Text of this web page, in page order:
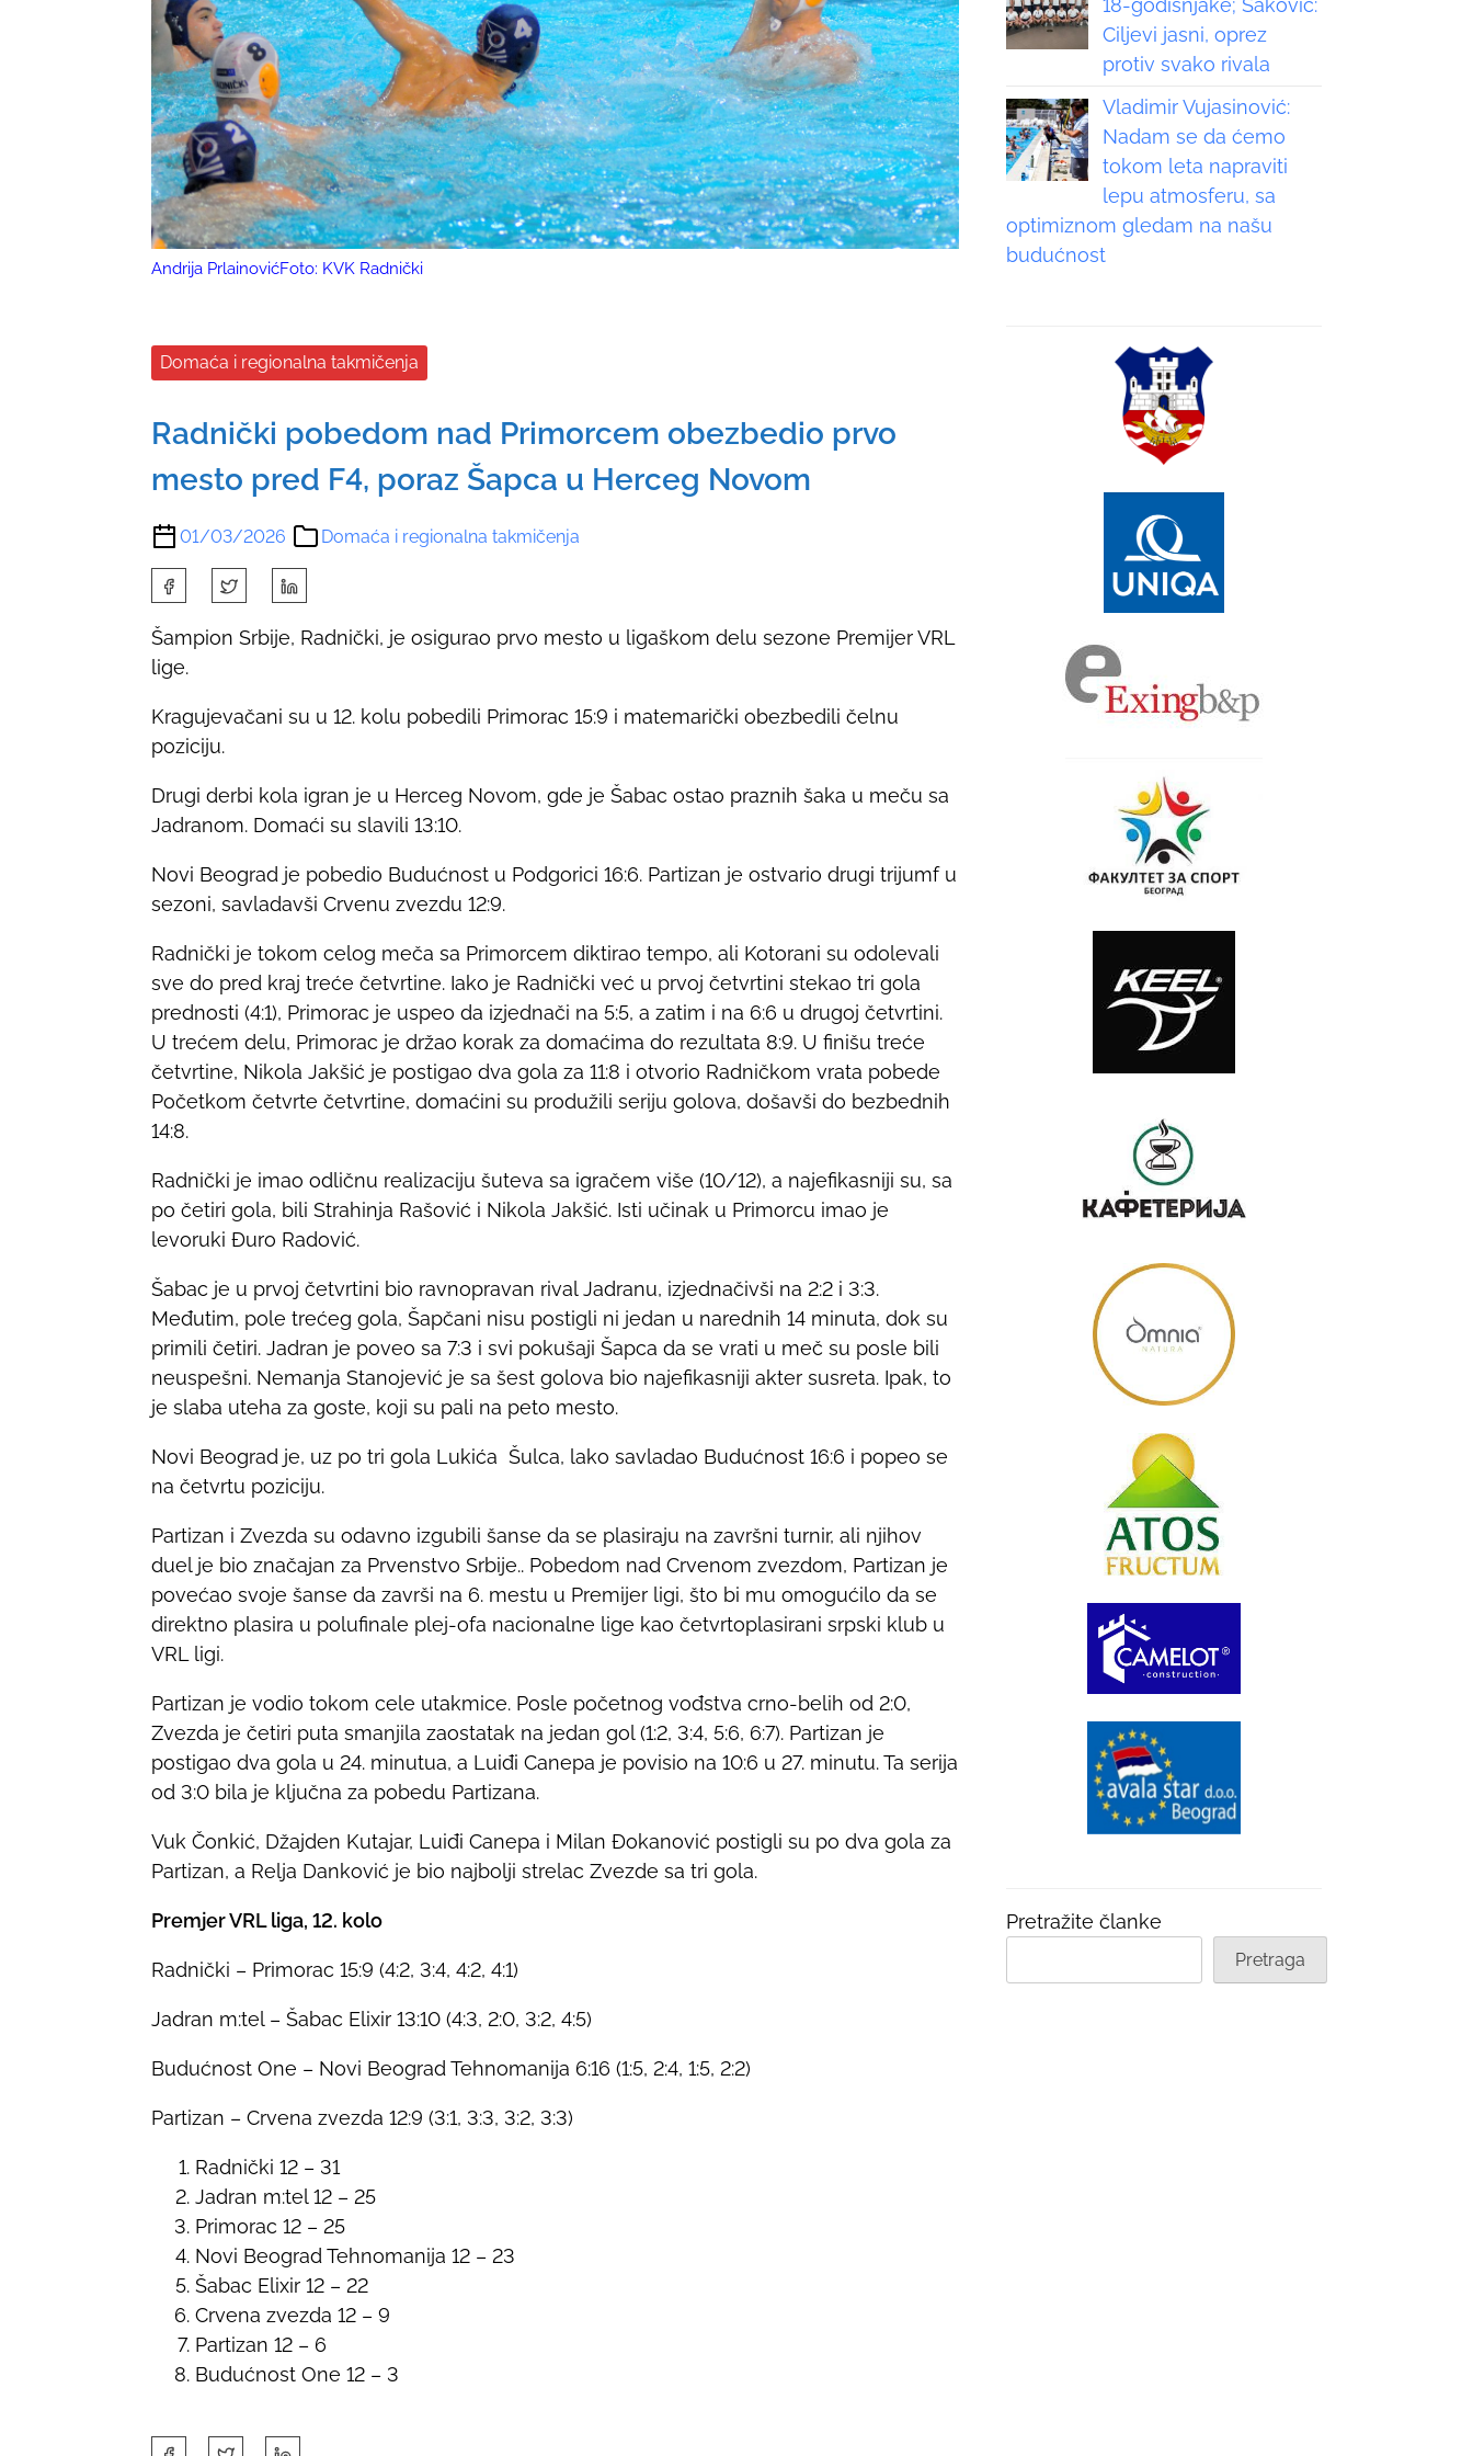
Andrija PrlainovićFoto: KVK Radnički
Domaća i regionalna takmičenja
Radnički pobedom nad Primorcem obezbedio prvo
mesto pred F4, poraz Šapca u Herceg Novom
01/03/2026 Domaća i regionalna takmičenja
a
r
t
h
i
s
o
s
o
n
:
Šampion Srbije, Radnički, je osigurao prvo mesto u ligaškom delu sezone Premijer VRL
lige.
Kragujevačani su u 12. kolu pobedili Primorac 15:9 i matemarički obezbedili čelnu
poziciju.
Drugi derbi kola igran je u Herceg Novom, gde je Šabac ostao praznih šaka u meču sa
Jadranom. Domaći su slavili 13:10.
Novi Beograd je pobedio Budućnost u Podgorici 16:6. Partizan je ostvario drugi trijumf u
sezoni, savladavši Crvenu zvezdu 12:9.
Radnički je tokom celog meča sa Primorcem diktirao tempo, ali Kotorani su odolevali
sve do pred kraj treće četvrtine. Iako je Radnički već u prvoj četvrtini stekao tri gola
prednosti (4:1), Primorac je uspeo da izjednači na 5:5, a zatim i na 6:6 u drugoj četvrtini.
U trećem delu, Primorac je držao korak za domaćima do rezultata 8:9. U finišu treće
četvrtine, Nikola Jakšić je postigao dva gola za 11:8 i otvorio Radničkom vrata pobede
Početkom četvrte četvrtine, domaćini su produžili seriju golova, došavši do bezbednih
14:8.
Radnički je imao odličnu realizaciju šuteva sa igračem više (10/12), a najefikasniji su, sa
po četiri gola, bili Strahinja Rašović i Nikola Jakšić. Isti učinak u Primorcu imao je
levoruki Đuro Radović.
Šabac je u prvoj četvrtini bio ravnopravan rival Jadranu, izjednačivši na 2:2 i 3:3.
Međutim, pole trećeg gola, Šapčani nisu postigli ni jedan u narednih 14 minuta, dok su
primili četiri. Jadran je poveo sa 7:3 i svi pokušaji Šapca da se vrati u meč su posle bili
neuspešni. Nemanja Stanojević je sa šest golova bio najefikasniji akter susreta. Ipak, to
je slaba uteha za goste, koji su pali na peto mesto.
Novi Beograd je, uz po tri gola Lukića Šulca, lako savladao Budućnost 16:6 i popeo se
na četvrtu poziciju.
Partizan i Zvezda su odavno izgubili šanse da se plasiraju na završni turnir, ali njihov
duel je bio značajan za Prvenstvo Srbije.. Pobedom nad Crvenom zvezdom, Partizan je
povećao svoje šanse da završi na 6. mestu u Premijer ligi, što bi mu omogućilo da se
direktno plasira u polufinale plej-ofa nacionalne lige kao četvrtoplasirani srpski klub u
VRL ligi.
Partizan je vodio tokom cele utakmice. Posle početnog vođstva crno-belih od 2:0,
Zvezda je četiri puta smanjila zaostatak na jedan gol (1:2, 3:4, 5:6, 6:7). Partizan je
postigao dva gola u 24. minutua, a Luiđi Canepa je povisio na 10:6 u 27. minutu. Ta serija
od 3:0 bila je ključna za pobedu Partizana.
Vuk Čonkić, Džajden Kutajar, Luiđi Canepa i Milan Đokanović postigli su po dva gola za
Partizan, a Relja Danković je bio najbolji strelac Zvezde sa tri gola.
Premjer VRL liga, 12. kolo
Radnički – Primorac 15:9 (4:2, 3:4, 4:2, 4:1)
Jadran m:tel – Šabac Elixir 13:10 (4:3, 2:0, 3:2, 4:5)
Budućnost One – Novi Beograd Tehnomanija 6:16 (1:5, 2:4, 1:5, 2:2)
Partizan – Crvena zvezda 12:9 (3:1, 3:3, 3:2, 3:3)
Radnički 12 – 31
Jadran m:tel 12 – 25
Primorac 12 – 25
Novi Beograd Tehnomanija 12 – 23
Šabac Elixir 12 – 22
Crvena zvezda 12 – 9
Partizan 12 – 6
Budućnost One 12 – 3
18-godišnjake; Saković:
Ciljevi jasni, oprez
protiv svako rivala
Vladimir Vujasinović:
Nadam se da ćemo
tokom leta napraviti
lepu atmosferu, sa
optimiznom gledam na našu
budućnost
Pretražite članke
Pretraga